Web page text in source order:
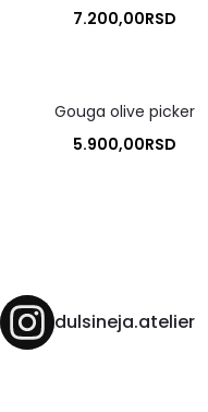
7.200,00RSD
Gouga olive picker
5.900,00RSD
dulsineja.atelier